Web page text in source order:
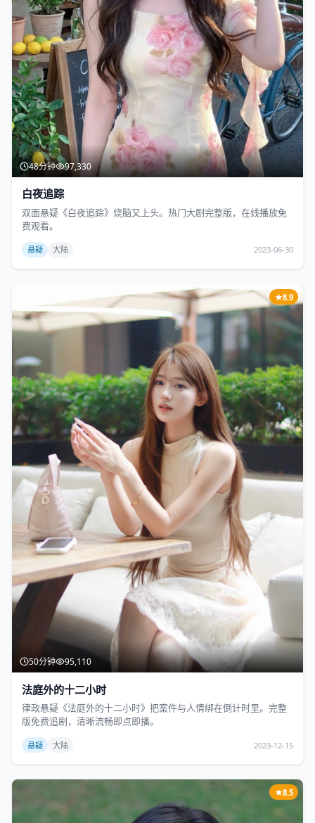
48分钟 97,330
白夜追踪
双面悬疑《白夜追踪》烧脑又上头。热门大剧完整版，在线播放免
费观看。
悬疑 大陆 2023-06-30
50分钟 95,110
8.9
法庭外的十二小时
律政悬疑《法庭外的十二小时》把案件与人情绑在倒计时里。完整
版免费追剧，清晰流畅即点即播。
悬疑 大陆 2023-12-15
8.5